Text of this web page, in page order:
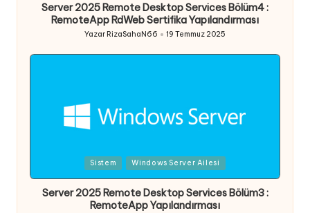
Server 2025 Remote Desktop Services Bölüm4 :
RemoteApp RdWeb Sertifika Yapılandırması
Posted
by
Yazar RizaSahaN66 19 Temmuz 2025
in
Sistem Windows Server Ailesi
Server 2025 Remote Desktop Services Bölüm3 :
RemoteApp Yapılandırması